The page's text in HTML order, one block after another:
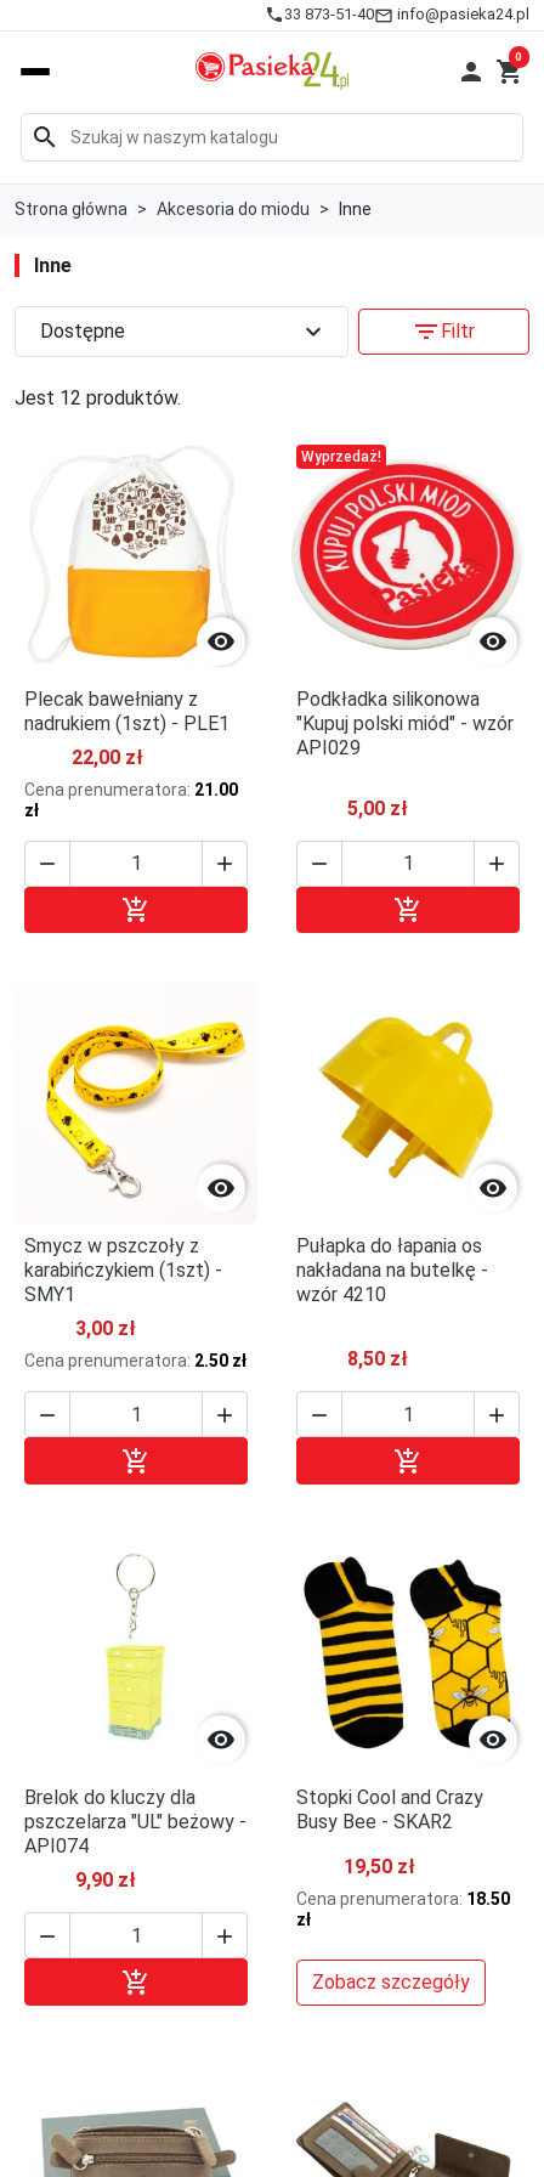
phone 33 873-51-40mail_outline info@pasieka24.pl
 shopping_cart
0
search
Strona główna Akcesoria do miodu Inne
Inne
Jest 12 produktów.
Dostępne expand_more filter_list Filtr

Plecak bawełniany z
nadrukiem (1szt) - PLE1
22,00 zł
Cena prenumeratora: 21.00
zł
 

Wyprzedaż!

Podkładka silikonowa
"Kupuj polski miód" - wzór
API029
5,00 zł
 


Smycz w pszczoły z
karabińczykiem (1szt) -
SMY1
3,00 zł
Cena prenumeratora: 2.50 zł
 


Pułapka do łapania os
nakładana na butelkę -
wzór 4210
8,50 zł
 


Brelok do kluczy dla
pszczelarza "UL" beżowy -
API074
9,90 zł
 


Stopki Cool and Crazy
Busy Bee - SKAR2
19,50 zł
Cena prenumeratora: 18.50
zł
Zobacz szczegóły